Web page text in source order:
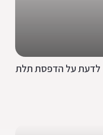
לדעת על הדפסת תלת